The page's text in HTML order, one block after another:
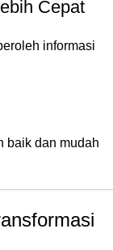
Cepat
informasi
baik dan mudah